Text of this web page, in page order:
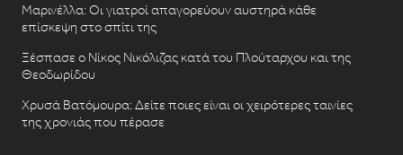
Μαρινέλλα: Οι γιατροί απαγορεύουν αυστηρά κάθε
επίσκεψη στο σπίτι της
Ξέσπασε ο Νίκος Νικόλιζας κατά του Πλούταρχου και της
Θεοδωρίδου
Χρυσά Βατόμουρα: Δείτε ποιες είναι οι χειρότερες ταινίες
της χρονιάς που πέρασε